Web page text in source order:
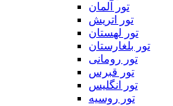
تور آلمان
تور اتریش
تور لهستان
تور بلغارستان
تور رومانی
تور قبرس
تور انگلیس
تور روسیه